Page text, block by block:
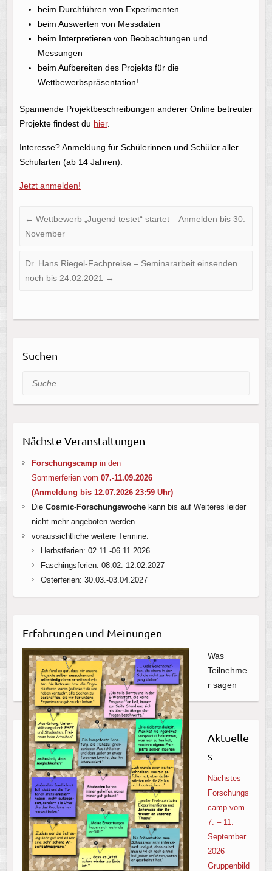
beim Durchführen von Experimenten
beim Auswerten von Messdaten
beim Interpretieren von Beobachtungen und
Messungen
beim Aufbereiten des Projekts für die
Wettbewerbspräsentation!
Spannende Projektbeschreibungen anderer Online betreuter
Projekte findest du hier.
Interesse? Anmeldung für Schülerinnen und Schüler aller
Schularten (ab 14 Jahren).
Jetzt anmelden!
← Wettbewerb „Jugend testet“ startet – Anmelden bis 30.
November
Dr. Hans Riegel-Fachpreise – Seminararbeit einsenden
noch bis 24.02.2021
→
Suchen
Suche
Nächste Veranstaltungen
Forschungscampin den
Sommerferien vom 07.-11.09.2026
(Anmeldung bis 12.07.2026 23:59 Uhr)
Die Cosmic-Forschungswochekann bis auf Weiteres leider
nicht mehr angeboten werden.
voraussichtliche weitere Termine:
Herbstferien: 02.11.-06.11.2026
Faschingsferien: 08.02.-12.02.2027
Osterferien: 30.03.-03.04.2027
Erfahrungen und Meinungen
Was
Teilnehme
r sagen
Aktuelle
s
Nächstes
Forschungs
camp vom
7. – 11.
September
2026
Gruppenbild